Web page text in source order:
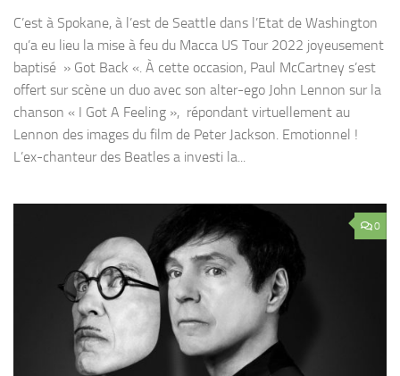
C’est à Spokane, à l’est de Seattle dans l’Etat de Washington
qu’a eu lieu la mise à feu du Macca US Tour 2022 joyeusement
baptisé » Got Back «. À cette occasion, Paul McCartney s’est
offert sur scène un duo avec son alter-ego John Lennon sur la
chanson « I Got A Feeling », répondant virtuellement au
Lennon des images du film de Peter Jackson. Emotionnel !
L’ex-chanteur des Beatles a investi la...
0